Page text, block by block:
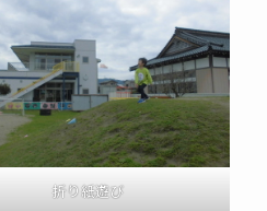
折り紙遊び